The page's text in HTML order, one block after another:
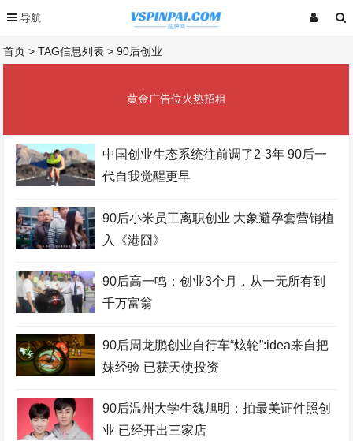
首页 > TAG信息列表 > 90后创业
黄金广告位火热招租
中国创业生态系统往前调了2-3年 90后一
代自我觉醒更早
90后小米员工离职创业 大象避孕套营销植
入《港囧》
90后高一鸣：创业3个月，从一无所有到
千万富翁
90后周龙鹏创业自行车“炫轮”:idea来自把
妹经验 已获天使投资
90后温州大学生魏旭明：拍最美证件照创
业 已经开出三家店